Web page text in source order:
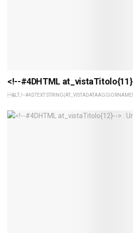
<!--#4DHTML
&LT;!--#4DTEXT